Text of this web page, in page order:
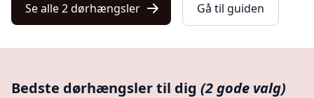
Se alle 2 dørhængsler Gå til guiden
Bedste dørhængsler til dig (2 gode valg)